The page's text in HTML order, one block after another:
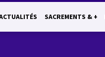
SACREMENTS & +